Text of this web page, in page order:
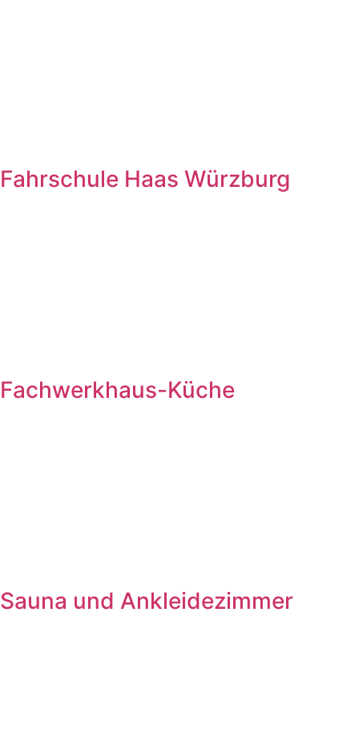
Fahrschule Haas Würzburg
Fachwerkhaus-Küche
Sauna und Ankleidezimmer